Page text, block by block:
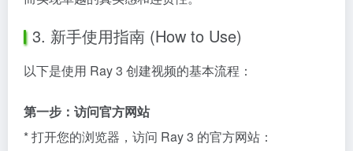
3. 新手使用指南 (How to Use)
以下是使用 Ray 3 创建视频的基本流程：
第一步：访问官方网站
* 打开您的浏览器，访问 Ray 3 的官方网站：